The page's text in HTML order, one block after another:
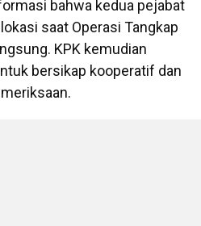
bahwa kedua pejabat
saat Operasi Tangkap
KPK kemudian
bersikap kooperatif dan